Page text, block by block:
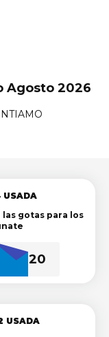
Agosto 2026
USADA
gotas para los
USADA